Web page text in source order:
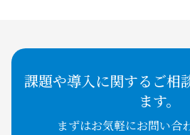
課題や導入に関するご相
ます。
まずはお気軽にお問い合